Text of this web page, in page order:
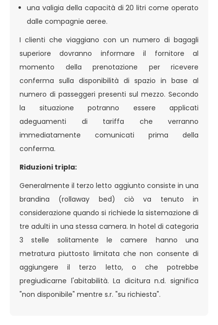
una valigia della capacità di 20 litri come operato
dalle compagnie aeree.
I clienti che viaggiano con un numero di bagagli
superiore dovranno informare il fornitore al
momento della prenotazione per ricevere
conferma sulla disponibilità di spazio in base al
numero di passeggeri presenti sul mezzo. Secondo
la situazione potranno essere applicati
adeguamenti di tariffa che verranno
immediatamente comunicati prima della
conferma.
Riduzioni tripla:
Generalmente il terzo letto aggiunto consiste in una
brandina (rollaway bed) ciò va tenuto in
considerazione quando si richiede la sistemazione di
tre adulti in una stessa camera. In hotel di categoria
3 stelle solitamente le camere hanno una
metratura piuttosto limitata che non consente di
aggiungere il terzo letto, o che potrebbe
pregiudicarne l'abitabilità. La dicitura n.d. significa
"non disponibile" mentre s.r. "su richiesta".